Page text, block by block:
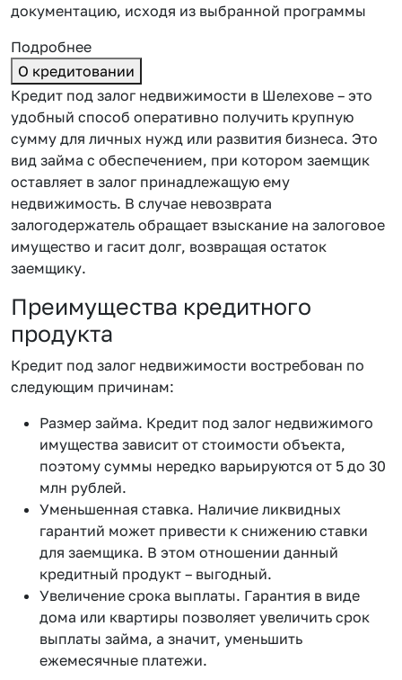
документацию, исходя из выбранной программы
Подробнее
О кредитовании
Кредит под залог недвижимости в Шелехове – это
удобный способ оперативно получить крупную
сумму для личных нужд или развития бизнеса. Это
вид займа с обеспечением, при котором заемщик
оставляет в залог принадлежащую ему
недвижимость. В случае невозврата
залогодержатель обращает взыскание на залоговое
имущество и гасит долг, возвращая остаток
заемщику.
Преимущества кредитного
продукта
Кредит под залог недвижимости востребован по
следующим причинам:
Размер займа. Кредит под залог недвижимого
имущества зависит от стоимости объекта,
поэтому суммы нередко варьируются от 5 до 30
млн рублей.
Уменьшенная ставка. Наличие ликвидных
гарантий может привести к снижению ставки
для заемщика. В этом отношении данный
кредитный продукт – выгодный.
Увеличение срока выплаты. Гарантия в виде
дома или квартиры позволяет увеличить срок
выплаты займа, а значит, уменьшить
ежемесячные платежи.